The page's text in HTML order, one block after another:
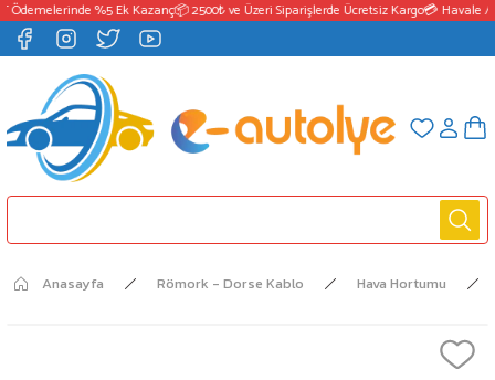
%5 Ek Kazanç📦 2500₺ ve Üzeri Siparişlerde Ücretsiz Kargo💳 Havale /
Anasayfa Römork - Dorse Kablo Hava Hortumu